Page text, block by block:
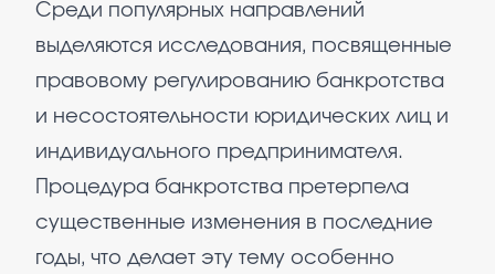
Среди популярных направлений
выделяются исследования, посвященные
правовому регулированию банкротства
и несостоятельности юридических лиц и
индивидуального предпринимателя.
Процедура банкротства претерпела
существенные изменения в последние
годы, что делает эту тему особенно